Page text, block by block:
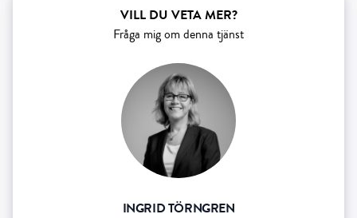
VILL DU VETA MER?
Fråga mig om denna tjänst
INGRID TÖRNGREN